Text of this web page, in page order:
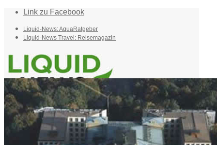
Link zu Facebook
Liquid-News: AquaRatgeber
Liquid-News Travel: Reisemagazin
Home